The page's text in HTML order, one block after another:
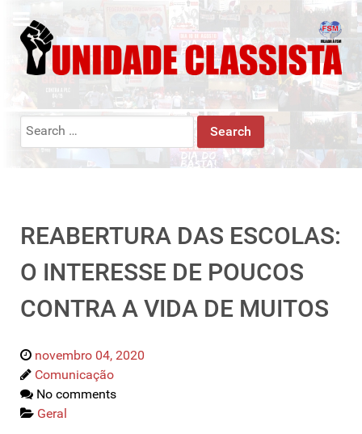
Search
REABERTURA DAS ESCOLAS:
O INTERESSE DE POUCOS
CONTRA A VIDA DE MUITOS
novembro 04, 2020
Comunicação
No comments
Geral